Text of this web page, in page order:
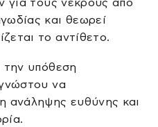
και θεωρεί
το αντίθετο.
την υπόθεση
να
ανάληψης ευθύνης και